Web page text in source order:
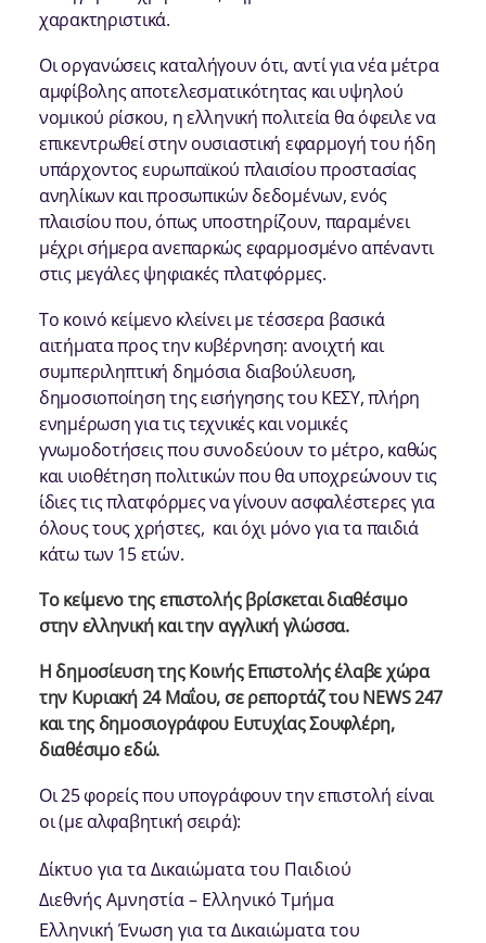
χαρακτηριστικά.
Οι οργανώσεις καταλήγουν ότι, αντί για νέα μέτρα
αμφίβολης αποτελεσματικότητας και υψηλού
νομικού ρίσκου, η ελληνική πολιτεία θα όφειλε να
επικεντρωθεί στην ουσιαστική εφαρμογή του ήδη
υπάρχοντος ευρωπαϊκού πλαισίου προστασίας
ανηλίκων και προσωπικών δεδομένων, ενός
πλαισίου που, όπως υποστηρίζουν, παραμένει
μέχρι σήμερα ανεπαρκώς εφαρμοσμένο απέναντι
στις μεγάλες ψηφιακές πλατφόρμες.
Το κοινό κείμενο κλείνει με τέσσερα βασικά
αιτήματα προς την κυβέρνηση: ανοιχτή και
συμπεριληπτική δημόσια διαβούλευση,
δημοσιοποίηση της εισήγησης του ΚΕΣΥ, πλήρη
ενημέρωση για τις τεχνικές και νομικές
γνωμοδοτήσεις που συνοδεύουν το μέτρο, καθώς
και υιοθέτηση πολιτικών που θα υποχρεώνουν τις
ίδιες τις πλατφόρμες να γίνουν ασφαλέστερες για
όλους τους χρήστες, και όχι μόνο για τα παιδιά
κάτω των 15 ετών.
Το κείμενο της επιστολής βρίσκεται διαθέσιμο
στηνελληνικήκαι την αγγλικήγλώσσα.
Η δημοσίευση της Κοινής Επιστολής έλαβε χώρα
την Κυριακή 24 Μαΐου, σε ρεπορτάζ του NEWS 247
και της δημοσιογράφου Ευτυχίας Σουφλέρη,
διαθέσιμοεδώ.
Οι 25 φορείς που υπογράφουν την επιστολή είναι
οι (με αλφαβητική σειρά):
Δίκτυο για τα Δικαιώματα του Παιδιού
Διεθνής Αμνηστία – Ελληνικό Τμήμα
Ελληνική Ένωση για τα Δικαιώματα του